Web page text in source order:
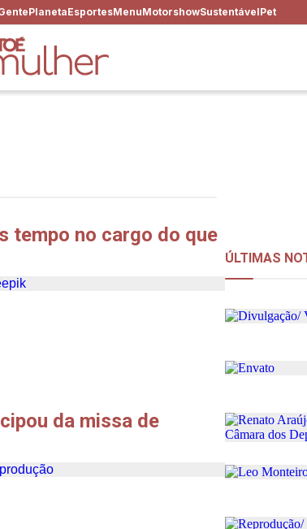
PlanetaEsportesMenuMotorshowSustentávelPet
tempo no cargo do que
da missa de